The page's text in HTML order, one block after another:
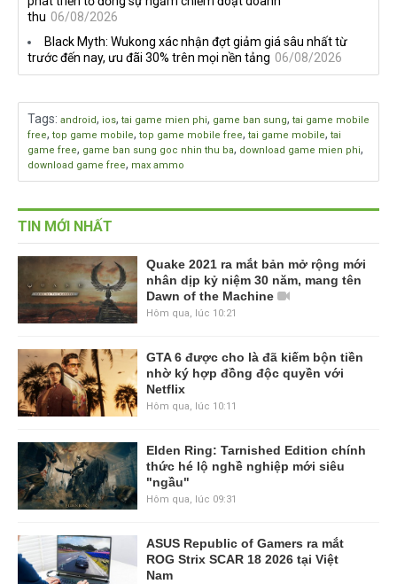
thu 06/08/2026
Black Myth: Wukong xác nhận đợt giảm giá sâu nhất từ
trước đến nay, ưu đãi 30% trên mọi nền tảng 06/08/2026
Tags: android, ios, tai game mien phi, game ban sung, tai game mobile
free, top game mobile, top game mobile free, tai game mobile, tai
game free, game ban sung goc nhin thu ba, download game mien phi,
download game free, max ammo
TIN MỚI NHẤT
Quake 2021 ra mắt bản mở rộng mới
nhân dịp kỷ niệm 30 năm, mang tên
Dawn of the Machine
Hôm qua, lúc 10:21
GTA 6 được cho là đã kiếm bộn tiền
nhờ ký hợp đồng độc quyền với
Netflix
Hôm qua, lúc 10:11
Elden Ring: Tarnished Edition chính
thức hé lộ nghề nghiệp mới siêu
"ngầu"
Hôm qua, lúc 09:31
ASUS Republic of Gamers ra mắt
ROG Strix SCAR 18 2026 tại Việt
Nam